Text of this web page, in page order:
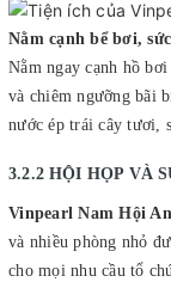
Nằm cạnh bể bơi,
Nằm ngay cạnh hồ
và chiêm ngưỡng bãi
nước ép trái cây tươi,
3.2.2 HỘI HỌP VÀ
Vinpearl Nam Hội
và nhiều phòng nhỏ
cho mọi nhu cầu tổ